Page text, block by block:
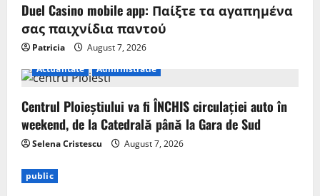
Duel Casino mobile app: Παίξτε τα αγαπημένα
σας παιχνίδια παντού
Patricia
August 7, 2026
Actualitate
Administratie
Centrul Ploieștiului va fi ÎNCHIS circulației auto în
weekend, de la Catedrală până la Gara de Sud
Selena Cristescu August 7, 2026
public